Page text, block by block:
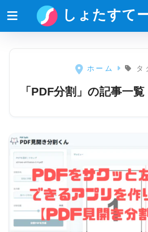
しょたすて
ホーム タ
「PDF分割」の記事一覧